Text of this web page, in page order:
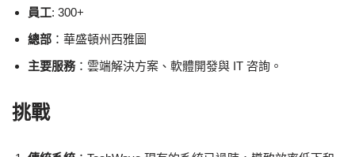
員工: 300+
總部 ：華盛頓州西雅圖
主要服務：雲端解決方案、軟體開發與 IT 咨詢。
挑戰